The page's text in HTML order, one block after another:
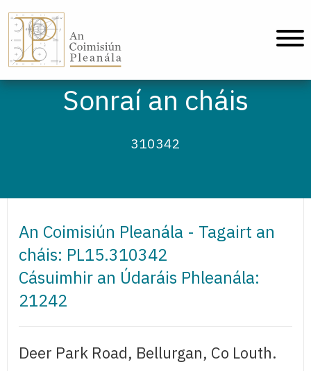
Sonraí an cháis
310342
An Coimisiún Pleanála - Tagairt an
cháis: PL15.310342
Cásuimhir an Údaráis Phleanála:
21242
Deer Park Road, Bellurgan, Co Louth.